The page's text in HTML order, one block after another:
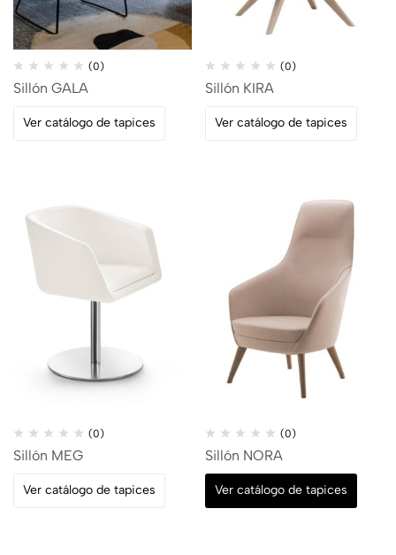
(0)
Sillón GALA
Ver catálogo de tapices
(0)
Sillón KIRA
Ver catálogo de tapices
(0)
Sillón MEG
Ver catálogo de tapices
(0)
Sillón NORA
Ver catálogo de tapices